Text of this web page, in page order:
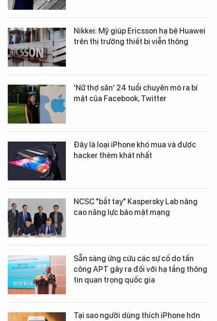
Nikkei: Mỹ giúp Ericsson hạ bệ Huawei
trên thị trường thiết bị viễn thông
'Nữ thợ săn' 24 tuổi chuyên mò ra bí
mật của Facebook, Twitter
Đây là loại iPhone khó mua và được
hacker thèm khát nhất
NCSC "bắt tay" Kaspersky Lab nâng
cao năng lực bảo mật mạng
Sẵn sàng ứng cứu các sự cố do tấn
công APT gây ra đối với hạ tầng thông
tin quan trọng quốc gia
Tại sao người dùng thích iPhone hơn